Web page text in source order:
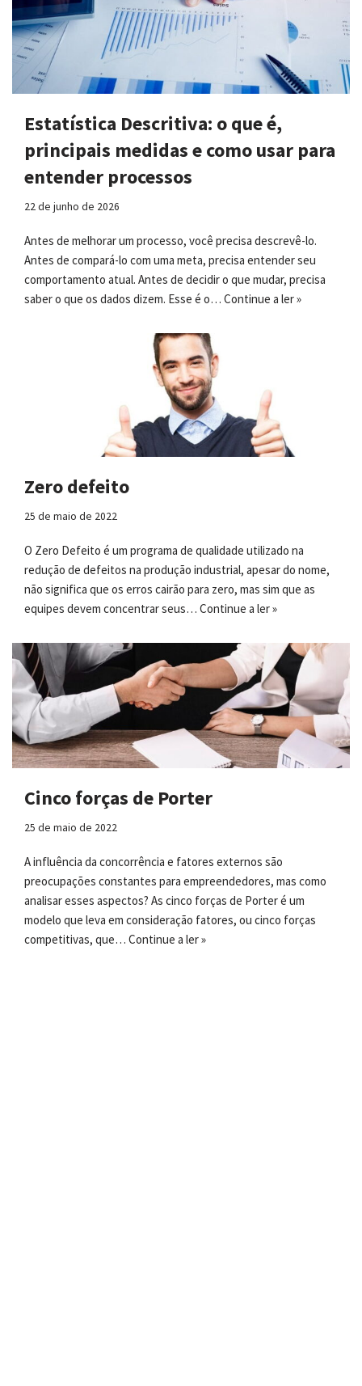
Estatística Descritiva: o que é,
principais medidas e como usar para
entender processos
22 de junho de 2026
Antes de melhorar um processo, você precisa descrevê-lo.
Antes de compará-lo com uma meta, precisa entender seu
comportamento atual. Antes de decidir o que mudar, precisa
saber o que os dados dizem. Esse é o… Continue a ler »
Zero defeito
25 de maio de 2022
O Zero Defeito é um programa de qualidade utilizado na
redução de defeitos na produção industrial, apesar do nome,
não significa que os erros cairão para zero, mas sim que as
equipes devem concentrar seus… Continue a ler »
Cinco forças de Porter
25 de maio de 2022
A influência da concorrência e fatores externos são
preocupações constantes para empreendedores, mas como
analisar esses aspectos? As cinco forças de Porter é um
modelo que leva em consideração fatores, ou cinco forças
competitivas, que… Continue a ler »